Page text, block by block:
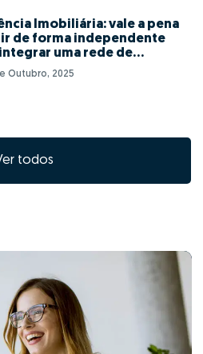
Imobiliária: vale a pena
de forma independente
uma rede de
Outubro, 2025
todos